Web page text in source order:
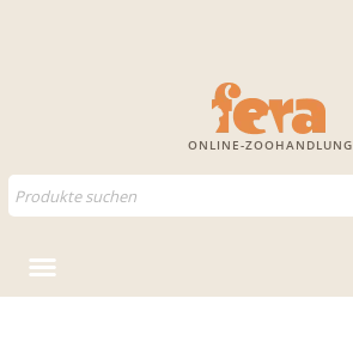
ONLINE-ZOOHANDLUNG